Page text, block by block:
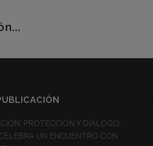
PROTECCIÓN Y DIÁLOGO:
UN ENCUENTRO CON